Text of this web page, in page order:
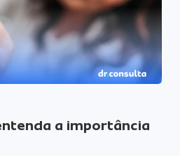
a importância